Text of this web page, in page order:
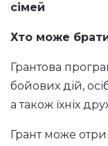
сімей
Хто може
Грантова
бойових дій,
а також їхніх
Грант може